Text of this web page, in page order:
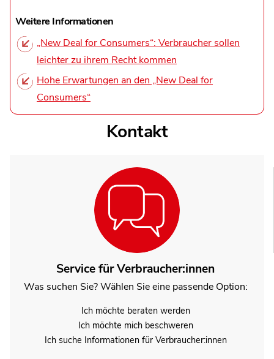
Weitere Informationen
„New Deal for Consumers“: Verbraucher sollen
leichter zu ihrem Recht kommen
Hohe Erwartungen an den „New Deal for
Consumers“
Kontakt
Service für Verbraucher:innen
Was suchen Sie? Wählen Sie eine passende Option:
Ich möchte beraten werden
Ich möchte mich beschweren
Ich suche Informationen für Verbraucher:innen